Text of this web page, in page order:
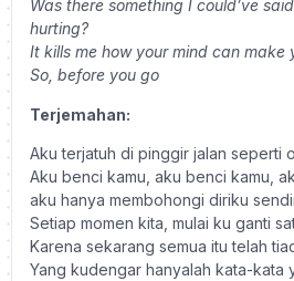
Was there something I could’ve
hurting?
It kills me how your mind can make
So, before you go
Terjemahan:
Aku terjatuh di pinggir jalan seperti
Aku benci kamu, aku benci kamu,
aku hanya membohongi diriku
Setiap momen kita, mulai ku ganti
Karena sekarang semua itu telah
Yang kudengar hanyalah kata-kata